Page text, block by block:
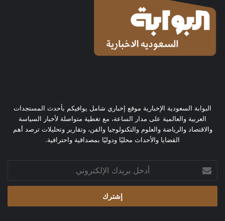
البوابة السعودية الإخبارية موقع إخباري شامل يوافيكم بأحدث المستجدات
العربية والعالمية على مدار الساعة، مع تغطية متواصلة لأخبار السياسة
والاقتصاد والرياضة والعلوم والتكنولوجيا والفن، وتقارير وتحليلات ترصد أهم
القضايا والأحداث محليًا ودوليًا بمصداقية واحترافية.
بريدك
الإلكتروني